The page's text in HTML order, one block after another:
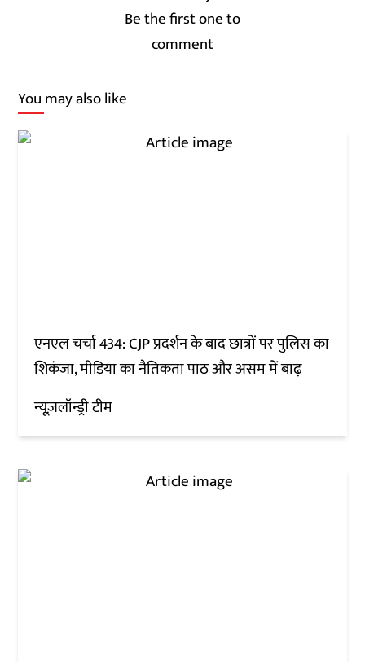
Be the first one to
comment
You may also like
एनएल चर्चा 434: CJP प्रदर्शन के बाद छात्रों पर पुलिस का
शिकंजा, मीडिया का नैतिकता पाठ और असम में बाढ़
न्यूज़लॉन्ड्री टीम